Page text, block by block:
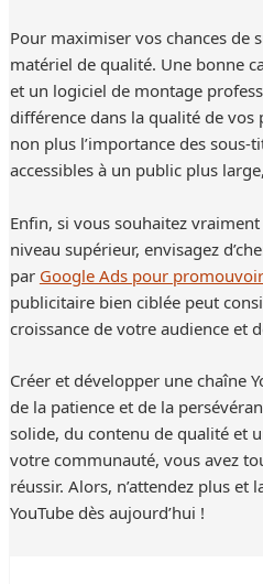
Pour maximiser vos chances de
matériel de qualité. Une bonne
et un logiciel de montage
différence dans la qualité de vos
non plus l’importance des
accessibles à un public plus
Enfin, si vous souhaitez
niveau supérieur, envisagez
parGoogle Ads pour
publicitaire bien ciblée peut
croissance de votre audience et
Créer et développer une chaîne
de la patience et de la
solide, du contenu de qualité et
votre communauté, vous avez
réussir. Alors, n’attendez plus et
YouTube dès aujourd’hui !